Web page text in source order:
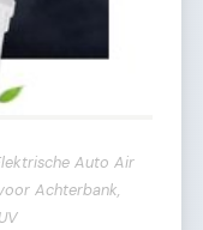
Auto Air
Achterbank,